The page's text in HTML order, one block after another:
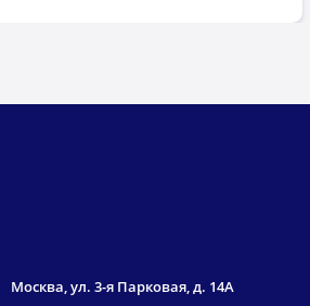
Москва, ул. 3-я Парковая, д. 14А